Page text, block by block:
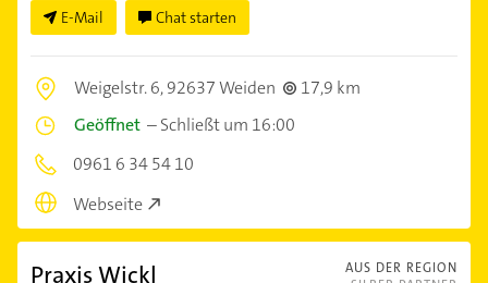
E-Mail Chat starten
Weigelstr. 6,92637 Weiden
17,9 km
Geöffnet –Schließt um 16:00
0961 6 34 54 10
Webseite
AUS DER REGION
Praxis Wickl